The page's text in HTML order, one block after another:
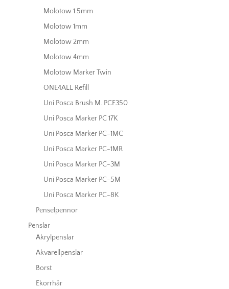
Molotow 1.5mm
Molotow 1mm
Molotow 2mm
Molotow 4mm
Molotow Marker Twin
ONE4ALL Refill
Uni Posca Brush M. PCF350
Uni Posca Marker PC 17K
Uni Posca Marker PC-1MC
Uni Posca Marker PC-1MR
Uni Posca Marker PC-3M
Uni Posca Marker PC-5M
Uni Posca Marker PC-8K
Penselpennor
Penslar
Akrylpenslar
Akvarellpenslar
Borst
Ekorrhår